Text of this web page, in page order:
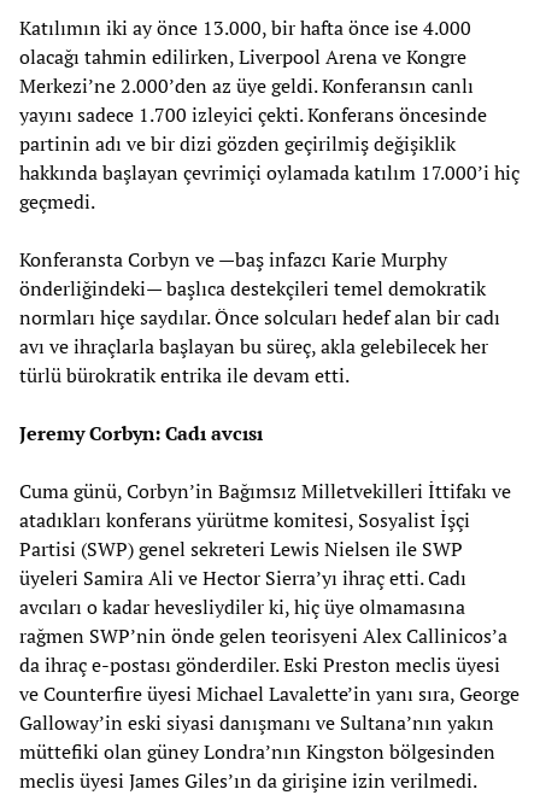
Katılımın iki ay önce 13.000, bir hafta önce ise 4.000
olacağı tahmin edilirken, Liverpool Arena ve Kongre
Merkezi’ne 2.000’den az üye geldi. Konferansın canlı
yayını sadece 1.700 izleyici çekti. Konferans öncesinde
partinin adı ve bir dizi gözden geçirilmiş değişiklik
hakkında başlayan çevrimiçi oylamada katılım 17.000’i hiç
geçmedi.
Konferansta Corbyn ve —baş infazcı Karie Murphy
önderliğindeki— başlıca destekçileri temel demokratik
normları hiçe saydılar. Önce solcuları hedef alan bir cadı
avı ve ihraçlarla başlayan bu süreç, akla gelebilecek her
türlü bürokratik entrika ile devam etti.
Jeremy Corbyn: Cadı avcısı
Cuma günü, Corbyn’in Bağımsız Milletvekilleri İttifakı ve
atadıkları konferans yürütme komitesi, Sosyalist İşçi
Partisi (SWP) genel sekreteri Lewis Nielsen ile SWP
üyeleri Samira Ali ve Hector Sierra’yı ihraç etti. Cadı
avcıları o kadar hevesliydiler ki, hiç üye olmamasına
rağmen SWP’nin önde gelen teorisyeni Alex Callinicos’a
da ihraç e-postası gönderdiler. Eski Preston meclis üyesi
ve Counterfire üyesi Michael Lavalette’in yanı sıra, George
Galloway’in eski siyasi danışmanı ve Sultana’nın yakın
müttefiki olan güney Londra’nın Kingston bölgesinden
meclis üyesi James Giles’ın da girişine izin verilmedi.